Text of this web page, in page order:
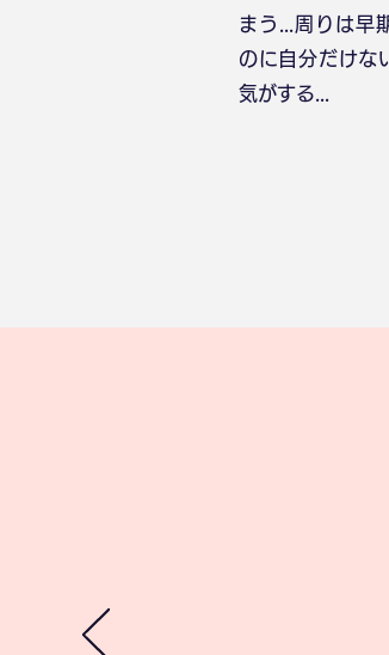
まう...周りは早
のに自分だけな
気がする...